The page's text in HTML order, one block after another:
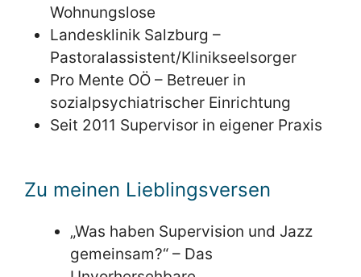
Wohnungslose
Landesklinik Salzburg –
Pastoralassistent/Klinikseelsorger
Pro Mente OÖ – Betreuer in
sozialpsychiatrischer Einrichtung
Seit 2011 Supervisor in eigener Praxis
Zu meinen Lieblingsversen
„Was haben Supervision und Jazz
gemeinsam?“ – Das